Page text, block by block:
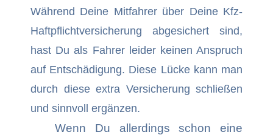
Während Deine Mitfahrer über Deine Kfz-
Haftpflichtversicherung abgesichert sind,
hast Du als Fahrer leider keinen Anspruch
auf Entschädigung. Diese Lücke kann man
durch diese extra Versicherung schließen
und sinnvoll ergänzen.
Wenn Du allerdings schon eine